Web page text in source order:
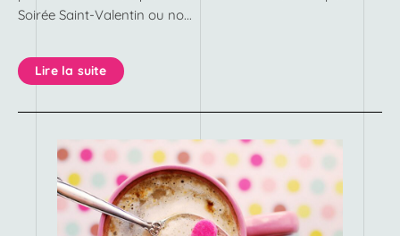
Soirée Saint-Valentin ou no...
Lire la suite